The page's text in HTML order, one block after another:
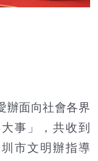
辦面向社會各界
事」，共收到
市文明辦指導